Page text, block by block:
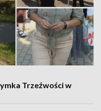
Trzeźwości w